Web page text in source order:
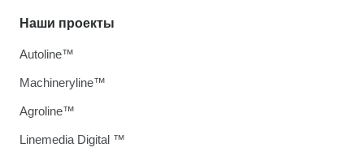
Наши проекты
Autoline™
Machineryline™
Agroline™
Linemedia Digital ™